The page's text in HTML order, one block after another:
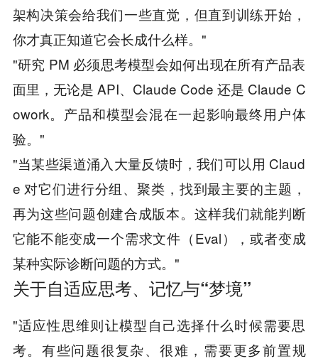
架构决策会给我们一些直觉，但直到训练开始，
你才真正知道它会长成什么样。"
"研究 PM 必须思考模型会如何出现在所有产品表
面里，无论是 API、Claude Code 还是 Claude C
owork。产品和模型会混在一起影响最终用户体
验。"
"当某些渠道涌入大量反馈时，我们可以用 Claud
e 对它们进行分组、聚类，找到最主要的主题，
再为这些问题创建合成版本。这样我们就能判断
它能不能变成一个需求文件（Eval），或者变成
某种实际诊断问题的方式。"
关于自适应思考、记忆与“梦境”
"适应性思维则让模型自己选择什么时候需要思
考。有些问题很复杂、很难，需要更多前置规